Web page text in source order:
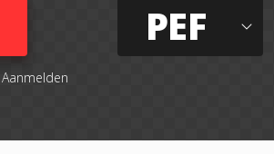
Aanmelden
PEF